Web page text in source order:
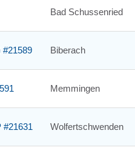
Bad Schussenried
#21589 Biberach
Memmingen
#21631 Wolfertschwenden